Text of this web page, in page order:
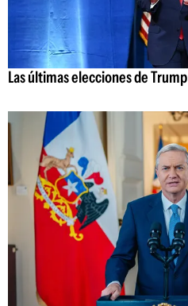
Las últimas elecciones de Trump